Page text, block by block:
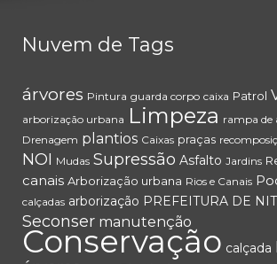
Nuvem de Tags
árvores Pintura guarda corpo caixa Patrol
arborização urbana Limpeza rampa de
Drenagem plantios Caixas praças
NOI Mudas Supressão Asfalto Jardins
canais Arborização urbana Rios e Canais
calçadas arborização PREFEITURA DE
Seconser manutenção
Conservação calçada